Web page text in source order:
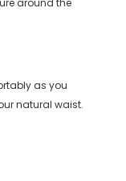
as you
natural waist.